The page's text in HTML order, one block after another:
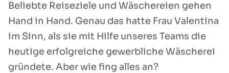
Beliebte Reiseziele und Wäschereien gehen
Hand in Hand. Genau das hatte Frau Valentina
im Sinn, als sie mit Hilfe unseres Teams die
heutige erfolgreiche gewerbliche Wäscherei
gründete. Aber wie fing alles an?